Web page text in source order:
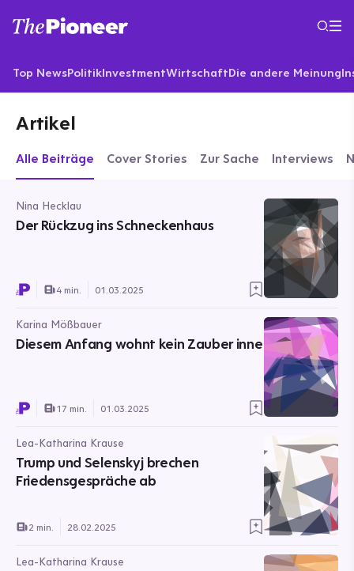
Top NewsPolitikInvestmentWirtschaftDie andere Meinung
Artikel
Alle Beiträge Cover Stories Zur Sache Interviews
Nina Hecklau
Der Rückzug ins Schneckenhaus
4 min. 01.03.2025
Karina Mößbauer
Diesem Anfang wohnt kein Zauber inne
17 min. 01.03.2025
Lea-Katharina Krause
Trump und Selenskyj brechen
Friedensgespräche ab
2 min. 28.02.2025
Lea-Katharina Krause